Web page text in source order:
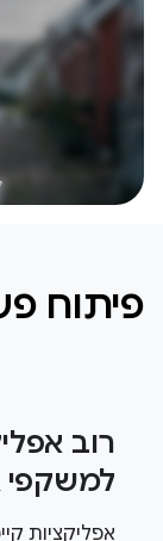
פיתוח
למשקפי XR ולמשקפי AR חוטיים
אפליקציות